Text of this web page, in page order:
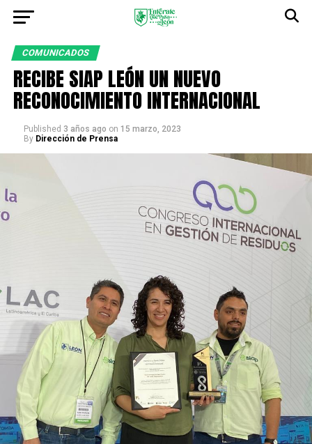
COMUNICADOS
RECIBE SIAP LEÓN UN NUEVO
RECONOCIMIENTO INTERNACIONAL
Published 3 años ago on 15 marzo, 2023
By Dirección de Prensa